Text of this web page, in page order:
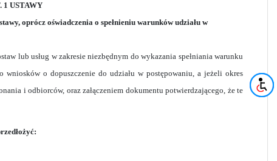
1 USTAWY
oprócz oświadczenia o spełnieniu warunków udziału w
lub usług w zakresie niezbędnym do wykazania spełniania warunku
o dopuszczenie do udziału w postępowaniu, a jeżeli okres
i odbiorców, oraz załączeniem dokumentu potwierdzającego, że te